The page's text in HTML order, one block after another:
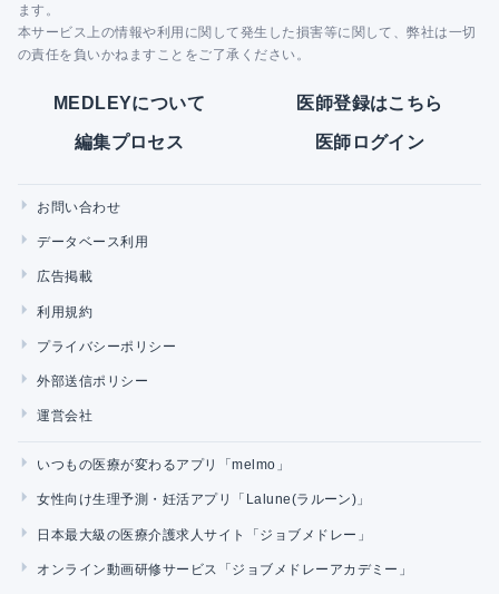
ます。
本サービス上の情報や利用に関して発生した損害等に関して、弊社は一切
の責任を負いかねますことをご了承ください。
MEDLEYについて 医師登録はこちら
編集プロセス 医師ログイン
お問い合わせ
データベース利用
広告掲載
利用規約
プライバシーポリシー
外部送信ポリシー
運営会社
いつもの医療が変わるアプリ「melmo」
女性向け生理予測・妊活アプリ「Lalune(ラルーン)」
日本最大級の医療介護求人サイト「ジョブメドレー」
オンライン動画研修サービス「ジョブメドレーアカデミー」